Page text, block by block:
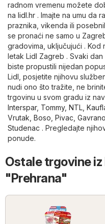
radnom vremenu možete
na lidl.hr . Imajte na umu da
praznika, vikenda ili
se pronaći ne samo u
gradovima, uključujući .
letak Lidl Zagreb . Svaki
biste propustili nijedan
Lidl, posjetite njihovu
nudi ono što tražite, ne
trgovinu u svom gradu iz
Interspar, Tommy, NTL
Vrutak Boso Pivac
Studenac . Pregledajte
ponude.
Ostale trgovine
"Prehrana"